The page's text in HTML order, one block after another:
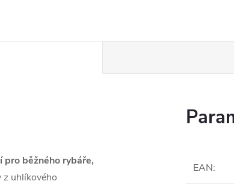
pro běžného rybáře,
z uhlíkového
EAN: